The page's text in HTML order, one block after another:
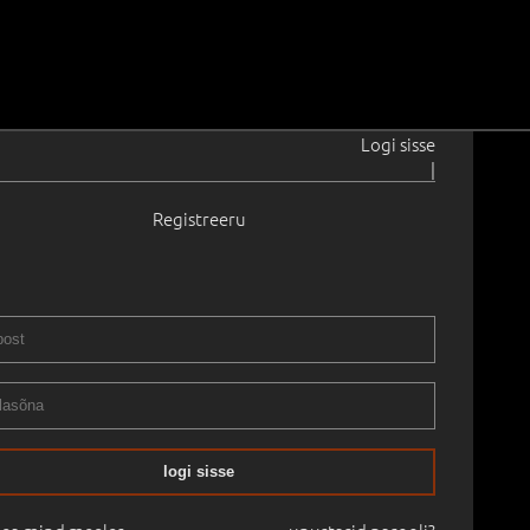
Logi sisse
|
Registreeru
logi sisse
cmSaadavus:Ei ole saadavalRaamitud
10022.11.2024-07.01.2025